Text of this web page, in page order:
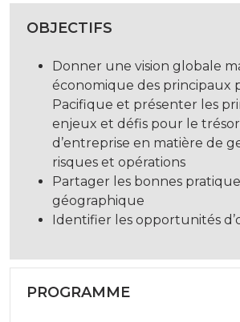
OBJECTIFS
Donner une vision globale
économique des principaux
Pacifique et présenter les
enjeux et défis pour le
d’entreprise en matière de
risques et opérations
Partager les bonnes
géographique
Identifier les opportunités
PROGRAMME